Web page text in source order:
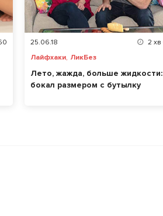
25.06.18 2 хв
Лайфхаки, ЛикБез
Лето, жажда, больше жидкости:
бокал размером с бутылку